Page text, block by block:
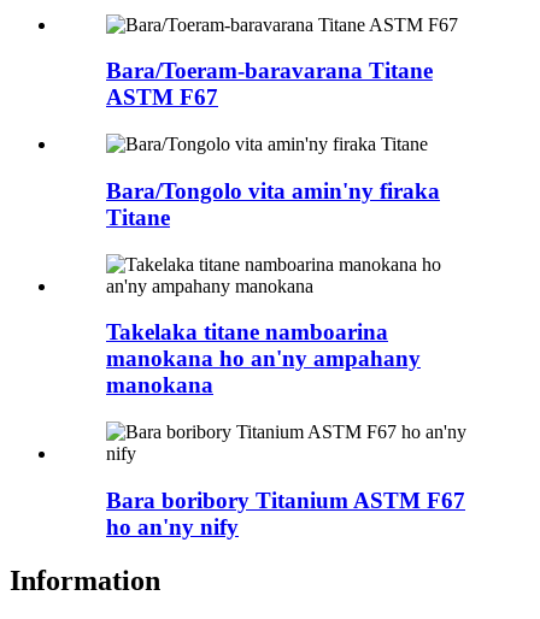
Bara/Toeram-baravarana Titane
ASTM F67
Bara/Tongolo vita amin'ny firaka
Titane
Takelaka titane namboarina
manokana ho an'ny ampahany
manokana
Bara boribory Titanium ASTM F67
ho an'ny nify
Information